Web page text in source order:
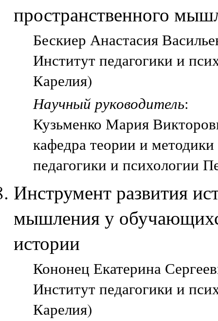
пространственного
Бескиер Анастасия
Институт педагогики и
Карелия)
Научный руководитель:
Кузьменко Мария
кафедра теории и
педагогики и психологии
Инструмент развития
мышления у
истории
Кононец Екатерина
Институт педагогики и
Карелия)